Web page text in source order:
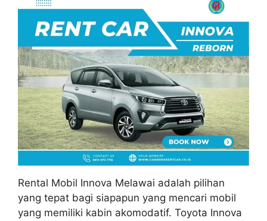
Rental Mobil Innova Melawai adalah pilihan
yang tepat bagi siapapun yang mencari mobil
yang memiliki kabin akomodatif. Toyota Innova